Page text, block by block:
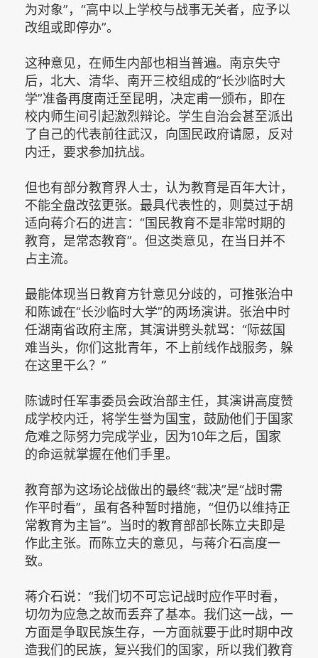
为对象”，“高中以上学校与战事无关者，应予以
改组或即停办”。
这种意见，在师生内部也相当普遍。南京失守
后，北大、清华、南开三校组成的“长沙临时大
学”准备再度南迁至昆明，决定甫一颁布，即在
校内师生间引起激烈辩论。学生自治会甚至派出
了自己的代表前往武汉，向国民政府请愿，反对
内迁，要求参加抗战。
但也有部分教育界人士，认为教育是百年大计，
不能全盘改弦更张。最具代表性的，则莫过于胡
适向蒋介石的进言：“国民教育不是非常时期的
教育，是常态教育”。但这类意见，在当日并不
占主流。
最能体现当日教育方针意见分歧的，可推张治中
和陈诚在“长沙临时大学”的两场演讲。张治中时
任湖南省政府主席，其演讲劈头就骂：“际兹国
难当头，你们这批青年，不上前线作战服务，躲
在这里干么？”
陈诚时任军事委员会政治部主任，其演讲高度赞
成学校内迁，将学生誉为国宝，鼓励他们于国家
危难之际努力完成学业，因为10年之后，国家
的命运就掌握在他们手里。
教育部为这场论战做出的最终“裁决”是“战时需
作平时看”，虽有各种暂时措施，“但仍以维持正
常教育为主旨”。当时的教育部部长陈立夫即是
作此主张。而陈立夫的意见，与蒋介石高度一
致。
蒋介石说：“我们切不可忘记战时应作平时看，
切勿为应急之故而丢弃了基本。我们这一战，一
方面是争取民族生存，一方面就要于此时期中改
造我们的民族，复兴我们的国家，所以我们教育